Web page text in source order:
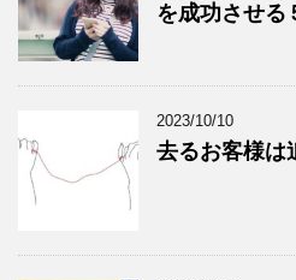
を成功させる
2023/10/10
去るお客様は